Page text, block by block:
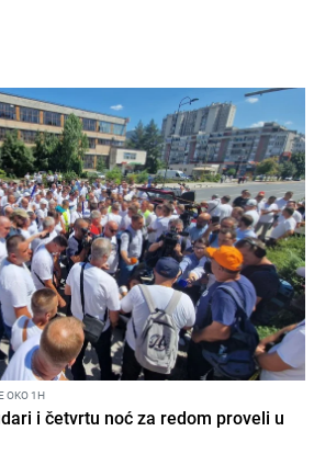
OKO 1H
i četvrtu noć za redom proveli u